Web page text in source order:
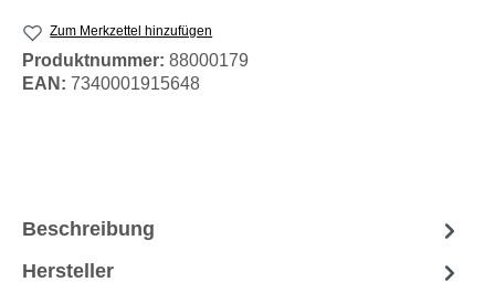
Zum Merkzettel hinzufügen
Produktnummer: 88000179
EAN: 7340001915648
Beschreibung
Hersteller